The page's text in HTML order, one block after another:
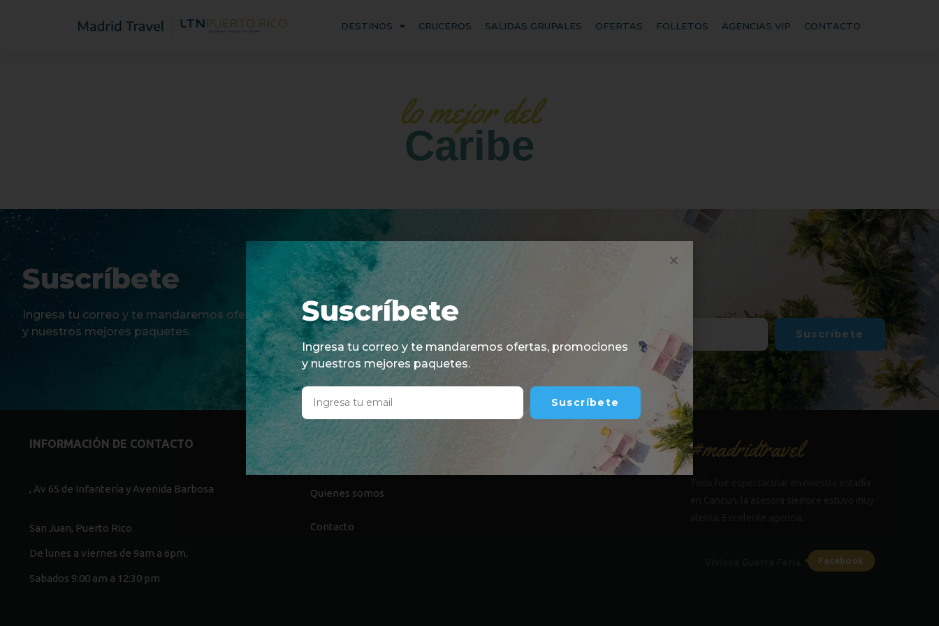
DESTINOS CRUCEROS SALIDAS GRUPALES OFERTAS FOLLETOS AGENCIAS VIP CONTACTO
lo mejor del
Caribe
Suscríbete
Ingresa tu correo y te mandaremos ofertas, promociones
y nuestros mejores paquetes.
Suscríbete
INFORMACIÓN DE CONTACTO
, Av 65 de Infantería y Avenida Barbosa
San Juan, Puerto Rico
De lunes a viernes de 9am a 6pm,
Sabados 9:00 am a 12:30 pm
INFORMACIÓN
Quienes somos
Contacto
#madridtravel
Facebook
Suscríbete
Ingresa tu correo y te mandaremos ofertas, promociones
y nuestros mejores paquetes.
Suscríbete